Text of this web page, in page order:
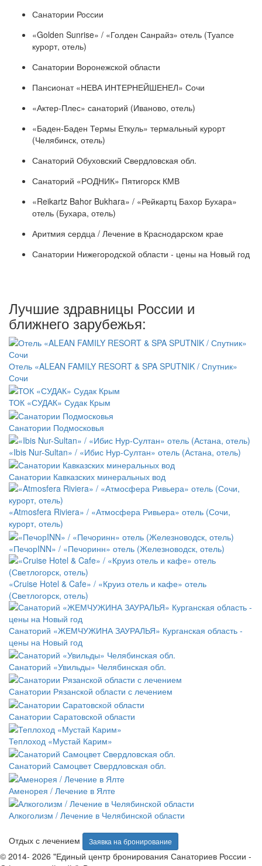
Санатории России
«Golden Sunrise» / «Голден Санрайз» отель (Туапсе
курорт, отель)
Санатории Воронежской области
Пансионат «НЕВА ИНТЕРНЕЙШЕНЕЛ» Сочи
«Актер-Плес» санаторий (Иваново, отель)
«Баден-Баден Термы Еткуль» термальный курорт
(Челябинск, отель)
Санаторий Обуховский Свердловская обл.
Санаторий «РОДНИК» Пятигорск КМВ
«Reikartz Bahor Bukhara» / «Рейкартц Бахор Бухара»
отель (Бухара, отель)
Аритмия сердца / Лечение в Краснодарском крае
Санатории Нижегородской области - цены на Новый год
Лучшие здравницы России и
ближнего зарубежья:
Отель «ALEAN FAMILY RESORT & SPA SPUTNIK / Спутник»
Сочи
ТОК «СУДАК» Судак Крым
Санатории Подмосковья
«Ibis Nur-Sultan» / «Ибис Нур-Султан» отель (Астана, отель)
Санатории Кавказских минеральных вод
«Atmosfera Riviera» / «Атмосфера Ривьера» отель (Сочи,
курорт, отель)
«ПечорINN» / «Печоринн» отель (Железноводск, отель)
«Cruise Hotel & Cafe» / «Круиз отель и кафе» отель
(Светлогорск, отель)
Санаторий «ЖЕМЧУЖИНА ЗАУРАЛЬЯ» Курганская область -
цены на Новый год
Санаторий «Увильды» Челябинская обл.
Санатории Рязанской области с лечением
Санатории Саратовской области
Теплоход «Мустай Карим»
Санаторий Самоцвет Свердловская обл.
Аменорея / Лечение в Ялте
Алкоголизм / Лечение в Челябинской области
Отдых с лечением Заявка на бронирование
© 2014- 2026 "Единый центр бронирования Санаториев России -